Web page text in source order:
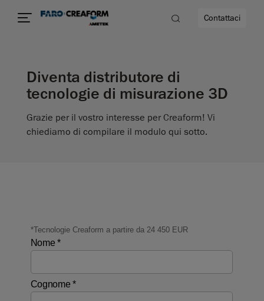
Contattaci
Diventa distributore di
tecnologie di misurazione 3D
Grazie per il vostro interesse per Creaform! Vi
chiediamo di compilare il modulo qui sotto.